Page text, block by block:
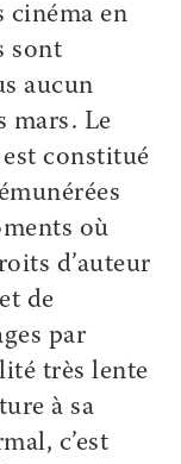
cinéma en
sont
aucun
mars. Le
constitué
où
d’auteur
de
par
très lente
à sa
c’est